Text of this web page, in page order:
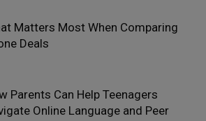
Matters Most When Comparing
Deals
Parents Can Help Teenagers
Online Language and Peer